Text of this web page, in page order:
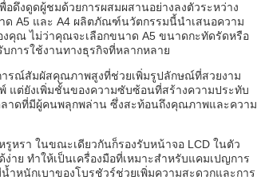
อดึงดูดผู้ชมด้วยการผสมผสานอย่างลงตัวระหว่าง
ด A5 และ A4 ผลิตภัณฑ์นวัตกรรมนี้นำเสนอความ
งคุณ ไม่ว่าคุณจะเลือกขนาด A5 ขนาดกะทัดรัดหรือ
การใช้งานทางธุรกิจที่หลากหลาย
ารณ์สัมผัสคุณภาพสูงที่ช่วยเพิ่มรูปลักษณ์ที่สวยงาม
แต่ยังเพิ่มชั้นของความซับซ้อนที่สร้างความประทับ
าดที่มีผู้คนพลุกพล่าน ซึ่งสะท้อนถึงคุณภาพและความ
หรา ในขณะเดียวกันก็รองรับหน้าจอ LCD ในตัว
ย ทำให้เป็นเครื่องมือที่เหมาะสำหรับแคมเปญการ
หนักเบาของโบรชัวร์ช่วยเพิ่มความสะดวกและการ